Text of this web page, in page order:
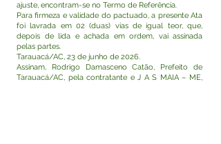
ajuste, encontram-se no Termo de Referência.
Para firmeza e validade do pactuado, a presente Ata
foi lavrada em 02 (duas) vias de igual teor, que,
depois de lida e achada em ordem, vai assinada
pelas partes.
Tarauacá/AC, 23 de junho de 2026.
Assinam, Rodrigo Damasceno Catão, Prefeito de
Tarauacá/AC, pela contratante e J A S MAIA – ME,